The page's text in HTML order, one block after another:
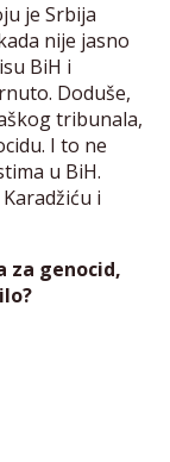
je Srbija
nije jasno
BiH i
Doduše,
tribunala,
I to ne
u BiH.
i
za genocid,